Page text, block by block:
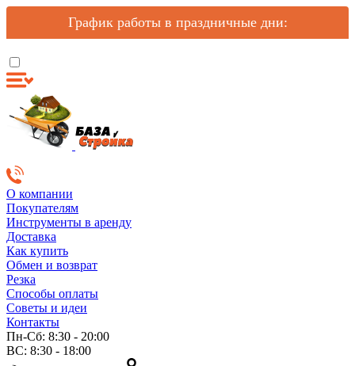
График работы в праздничные дни:
О компании
Покупателям
Инструменты в аренду
Доставка
Как купить
Обмен и возврат
Резка
Способы оплаты
Советы и идеи
Контакты
Пн-Сб: 8:30 - 20:00
ВС: 8:30 - 18:00